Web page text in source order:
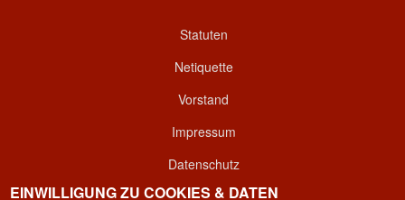
Statuten
Netiquette
Vorstand
Impressum
Datenschutz
EINWILLIGUNG ZU COOKIES & DATEN